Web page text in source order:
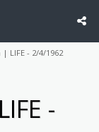
LIFE - 2/4/1962
-